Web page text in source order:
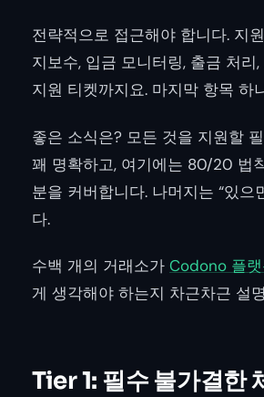
전략적으로 접근해야 합니다. 지
지보수, 입금 모니터링, 출금 처
지원 티켓까지요. 마지막 항목 하
좋은 소식은? 모든 것을 지원할
꽤 명확하고, 여기에는 80/20 법
분을 커버합니다. 나머지는 “있
다.
수백 개의 거래소가 Codono 플
게 생각해야 하는지 차근차근 설
Tier 1: 필수 불가결한